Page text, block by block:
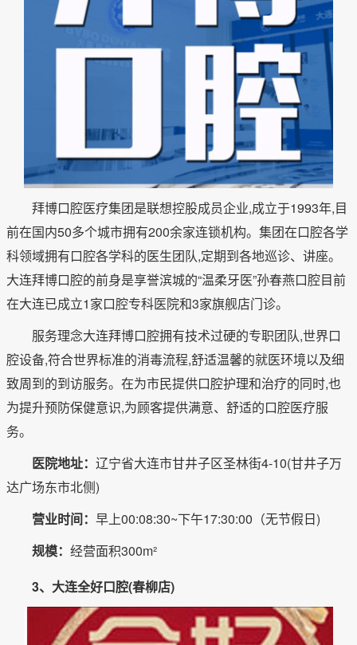
拜博口腔医疗集团是联想控股成员企业,成立于1993年,目
前在国内50多个城市拥有200余家连锁机构。集团在口腔各学
科领域拥有口腔各学科的医生团队,定期到各地巡诊、讲座。
大连拜博口腔的前身是享誉滨城的“温柔牙医”孙春燕口腔目前
在大连已成立1家口腔专科医院和3家旗舰店门诊。
服务理念大连拜博口腔拥有技术过硬的专职团队,世界口
腔设备,符合世界标准的消毒流程,舒适温馨的就医环境以及细
致周到的到访服务。在为市民提供口腔护理和治疗的同时,也
为提升预防保健意识,为顾客提供满意、舒适的口腔医疗服
务。
医院地址： 辽宁省大连市甘井子区圣林街4-10(甘井子万
达广场东市北侧)
营业时间： 早上00:08:30~下午17:30:00（无节假日)
规模： 经营面积300m²
3、大连全好口腔(春柳店)